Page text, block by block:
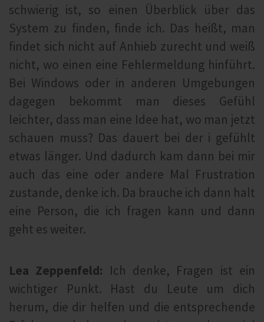
schwierig ist, so einen Überblick über das
System zu finden, finde ich. Das heißt, man
findet sich nicht auf Anhieb zurecht und weiß
nicht, wo einen eine Fehlermeldung hinführt.
Bei Windows oder in anderen Umgebungen
dagegen bekommt man dieses Gefühl
leichter, dass man eine Idee hat, wo man jetzt
schauen muss? Das dauert bei der i gefühlt
etwas länger. Und dadurch kam dann bei mir
auch das eine oder andere Mal Frustration
zustande, denke ich. Da brauche ich dann halt
eine Person, die ich fragen kann und dann
geht es weiter.
Lea Zeppenfeld: Ich denke, Fragen ist ein
wichtiger Punkt. Hast du Leute um dich
herum, die dir helfen und die entsprechende